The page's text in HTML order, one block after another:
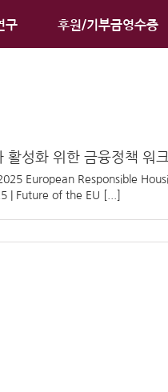
구 후원/기부금영수증
성화 위한 금융정책 워
European Responsible
| Future of the EU [...]